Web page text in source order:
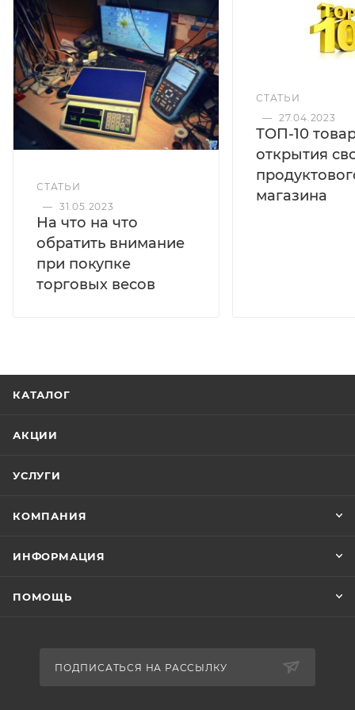
СТАТЬИ
— 31.05.2023
На что на что
обратить внимание
при покупке
торговых весов
СТАТЬИ
— 27.04.2023
ТОП-10
открытия
магазина
КАТАЛОГ
АКЦИИ
УСЛУГИ
КОМПАНИЯ
ИНФОРМАЦИЯ
ПОМОЩЬ
ПОДПИСАТЬСЯ НА РАССЫЛКУ